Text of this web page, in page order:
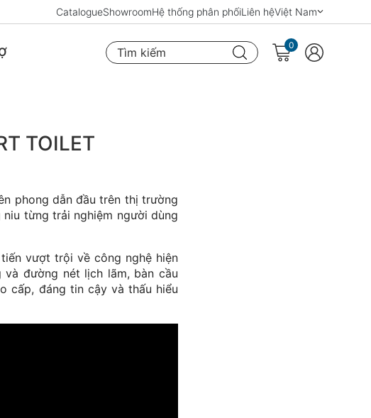
CatalogueShowroomHệ thống phân phốiLiên hệViệt Nam
Tìm kiếm
0
TOILET
phong dẫn đầu trên thị trường
từng trải nghiệm người dùng
vượt trội về công nghệ hiện
đường nét lịch lãm, bàn cầu
cấp, đáng tin cậy và thấu hiểu